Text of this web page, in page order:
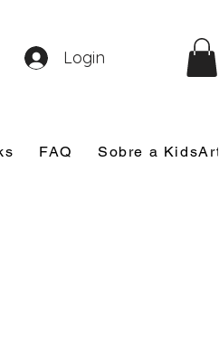
FAQ Sobre a KidsArt
Login